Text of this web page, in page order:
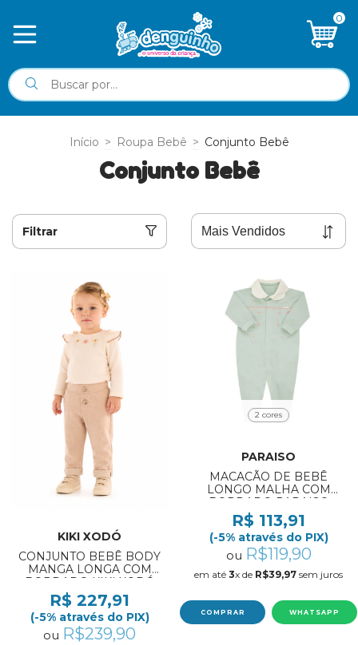
0
Início > Roupa Bebê > Conjunto Bebê
Conjunto Bebê
Filtrar
KIKI XODÓ
CONJUNTO BEBÊ BODY
MANGA LONGA COM
BORDADO KIKI XODÓ
REF:K1600004 P/G
R$ 227,91
(-5% através do PIX)
ou R$239,90
2 cores
PARAISO
MACACÃO DE BEBÊ
LONGO MALHA COM
BORDADO PARAISO
REF:20024 RN/M
R$ 113,91
(-5% através do PIX)
ou R$119,90
em até 3x de R$39,97 sem juros
COMPRAR WHATSAPP